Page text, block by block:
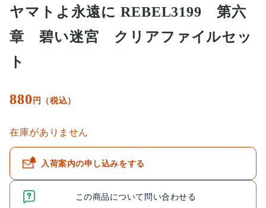
ヤマトよ永遠に REBEL3199 第六
章 碧い迷宮 クリアファイルセッ
ト
880 円（税込）
在庫がありません
入荷案内の申し込みをする
この商品について問い合わせる